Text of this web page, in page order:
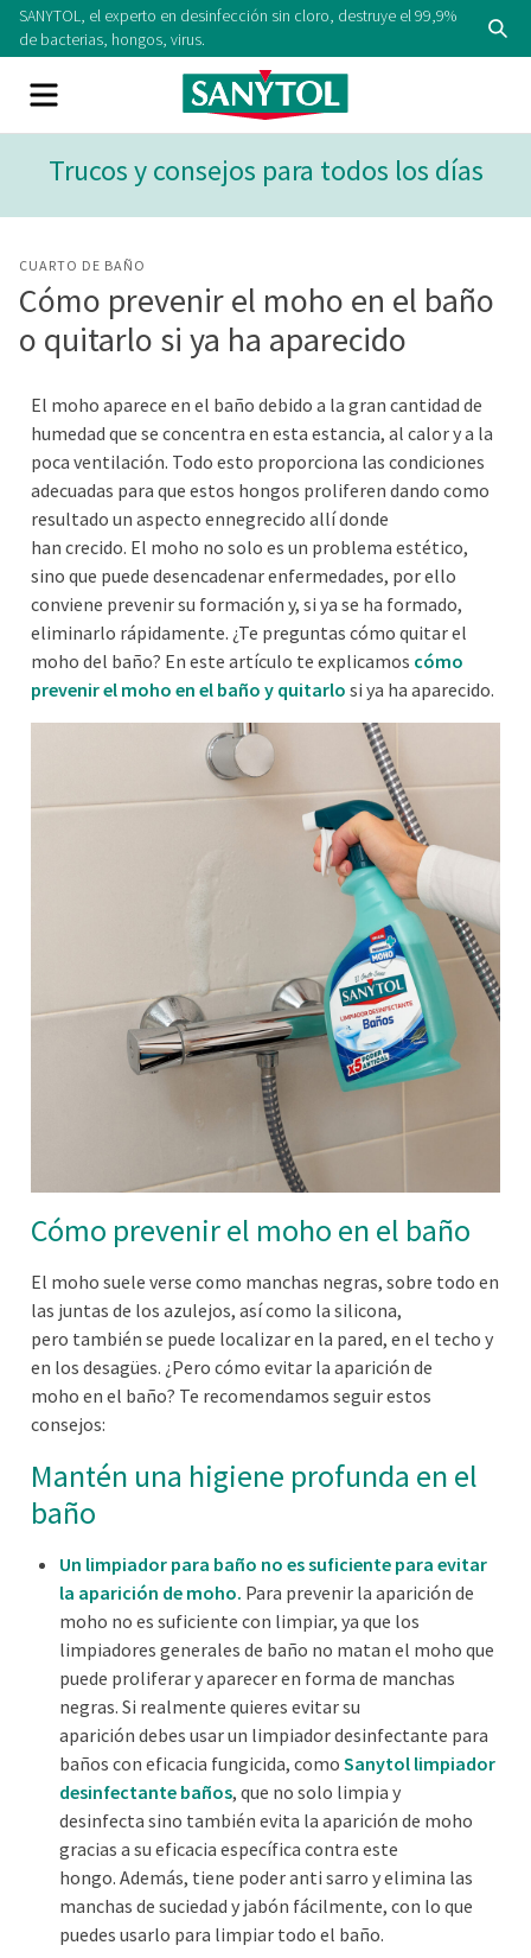
SANYTOL, el experto en desinfección sin cloro, destruye el 99,9%
de bacterias, hongos, virus.
Trucos y consejos para todos los días
CUARTO DE BAÑO
Cómo prevenir el moho en el baño
o quitarlo si ya ha aparecido
El moho aparece en el baño debido a la gran cantidad de
humedad que se concentra en esta estancia, al calor y a la
poca ventilación. Todo esto proporciona las condiciones
adecuadas para que estos hongos proliferen dando como
resultado un aspecto ennegrecido allí donde
han crecido. El moho no solo es un problema estético,
sino que puede desencadenar enfermedades, por ello
conviene prevenir su formación y, si ya se ha formado,
eliminarlo rápidamente. ¿Te preguntas cómo quitar el
moho del baño? En este artículo te explicamos cómo
prevenir el moho en el baño y quitarlo si ya ha aparecido.
Cómo prevenir el moho en el baño
El moho suele verse como manchas negras, sobre todo en
las juntas de los azulejos, asícomo la silicona,
pero también se puede localizar en la pared, en el techo y
en los desagües. ¿Pero cómo evitar la aparición de
moho en el baño? Te recomendamos seguir estos
consejos:
Mantén una higiene profunda en el
baño
Un limpiador para baño no es suficiente para evitar
la aparición de moho. Para prevenir la aparición de
moho no es suficiente con limpiar, ya que los
limpiadores generales de baño no matan el moho que
puede proliferar y aparecer en forma de manchas
negras. Si realmente quieres evitarsu
aparición debes usar un limpiador desinfectante para
baños con eficacia fungicida, como Sanytol limpiador
desinfectante baños, que no solo limpia y
desinfecta sino también evita la aparición de moho
gracias a su eficacia específica contra este
hongo. Además, tiene poderanti sarro y elimina las
manchas de suciedad y jabón fácilmente, con lo que
puedes usarlo para limpiar todo el baño.